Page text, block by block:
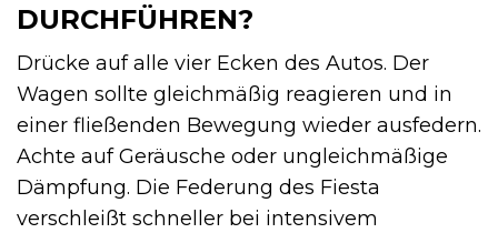
DURCHFÜHREN?
Drücke auf alle vier Ecken des Autos. Der
Wagen sollte gleichmäßig reagieren und in
einer fließenden Bewegung wieder ausfedern.
Achte auf Geräusche oder ungleichmäßige
Dämpfung. Die Federung des Fiesta
verschleißt schneller bei intensivem